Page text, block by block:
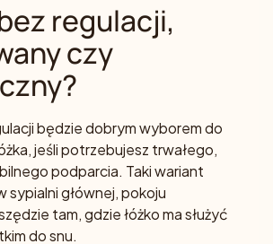
regulacji,
czy
będzie dobrym wyborem do
jeśli potrzebujesz trwałego,
podparcia. Taki wariant
sypialni głównej, pokoju
tam, gdzie łóżko ma służyć
do snu.